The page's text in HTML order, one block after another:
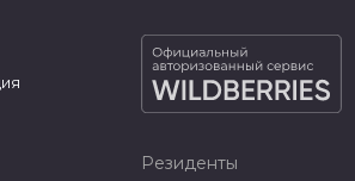
Резиденты